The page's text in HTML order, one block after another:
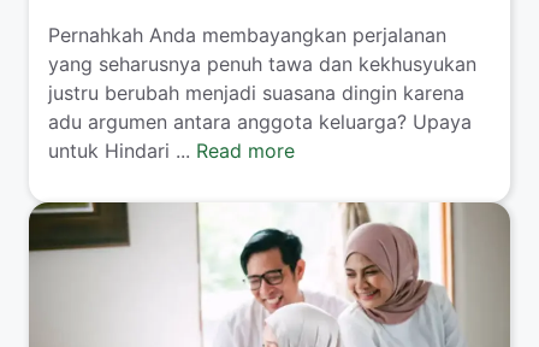
​Pernahkah Anda membayangkan perjalanan
yang seharusnya penuh tawa dan kekhusyukan
justru berubah menjadi suasana dingin karena
adu argumen antara anggota keluarga? Upaya
untuk Hindari ... Read more